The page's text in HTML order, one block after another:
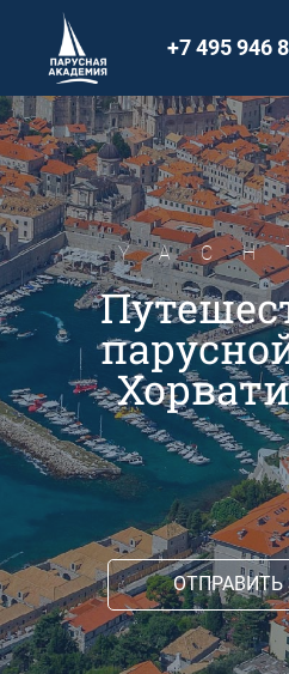
+7 495 946
ОТПРАВИТЬ